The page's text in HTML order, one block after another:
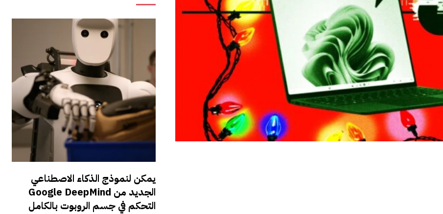
يمكن لنموذج الذكاء الاصطناعي
الجديد من Google DeepMind
التحكم في جسم الروبوت بالكامل